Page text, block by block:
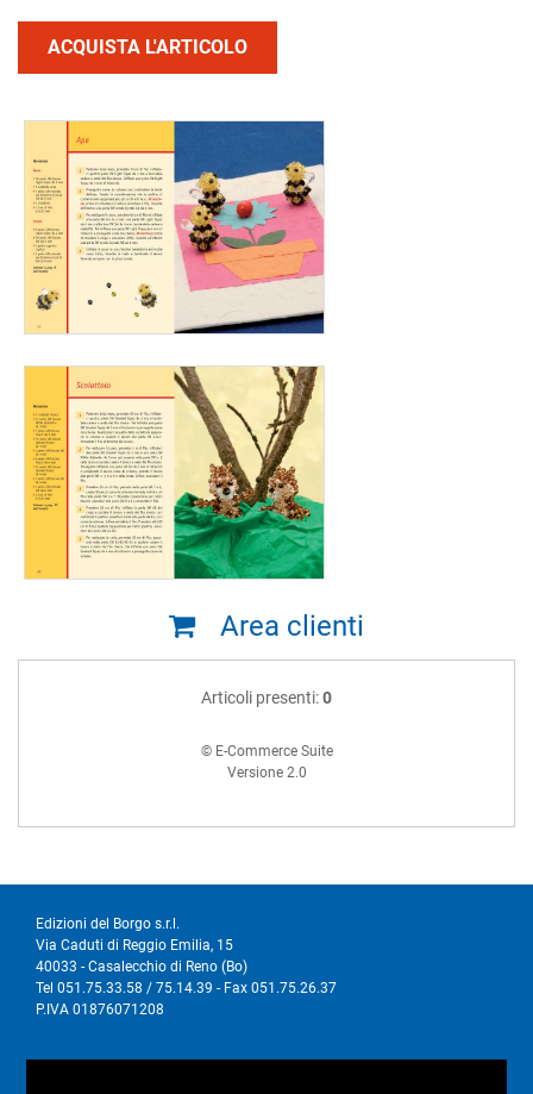
ACQUISTA L'ARTICOLO
Area clienti
Articoli presenti:0
© E-Commerce Suite
Versione 2.0
Edizioni del Borgo s.r.l.
Via Caduti di Reggio Emilia, 15
40033 - Casalecchio di Reno (Bo)
Tel 051.75.33.58 / 75.14.39 - Fax 051.75.26.37
P.IVA 01876071208